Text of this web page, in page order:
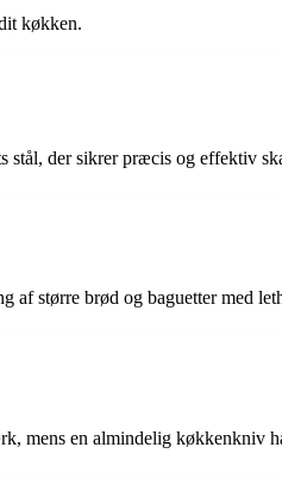
køkken.
stål, der sikrer præcis og effektiv
af større brød og baguetter med
mens en almindelig køkkenkniv